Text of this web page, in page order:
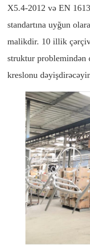
X5.4-2012 və EN
standartına uyğun
malikdir. 10 illik
struktur problemindən
kreslonu